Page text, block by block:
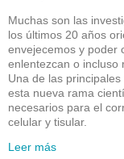
Muchas son las
los últimos 20 años
envejecemos y poder
enlentezcan o incluso
Una de las
esta nueva rama
necesarios para el
celular y tisular.
Leer más